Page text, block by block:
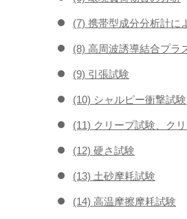
(7) 携帯型成分分析計に
(8) 高周波誘導結合プラ
(9) 引張試験
(10) シャルピー衝撃試験
(11) クリープ試験、ク
(12) 硬さ試験
(13) 土砂摩耗試験
(14) 高温摩擦摩耗試験